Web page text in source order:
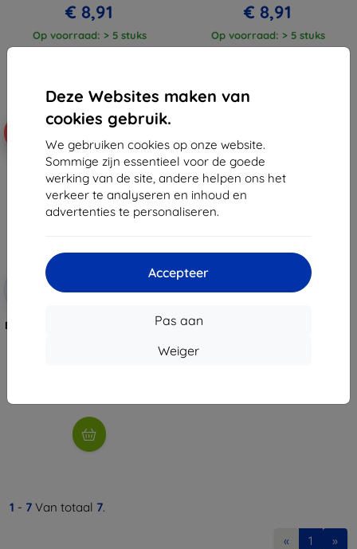
Deze Websites maken van
cookies gebruik.
We gebruiken cookies op onze website.
Sommige zijn essentieel voor de goede
werking van de site, andere helpen ons het
verkeer te analyseren en inhoud en
advertenties te personaliseren.
Accepteer
Pas aan
Weiger
€ 8,91
Op voorraad: > 5 stuks
€ 8,91
Op voorraad: > 5 stuks
met
EXTRA10
Beline siliconen hoes voor Xiaomi
1 - 7 Van totaal 7.
« 1 »